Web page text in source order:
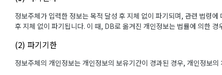
정보주체가 입력한 정보는 목적 달성 후 지체 없이 파기되며, 관련 법령
후 지체 없이 파기됩니다. 이 때, DB로 옮겨진 개인정보는 법률에 의한
(2) 파기기한
정보주체의 개인정보는 개인정보의 보유기간이 경과된 경우, 개인정보